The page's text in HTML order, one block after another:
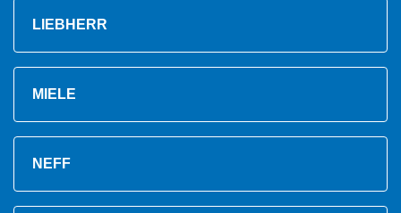
LIEBHERR
MIELE
NEFF